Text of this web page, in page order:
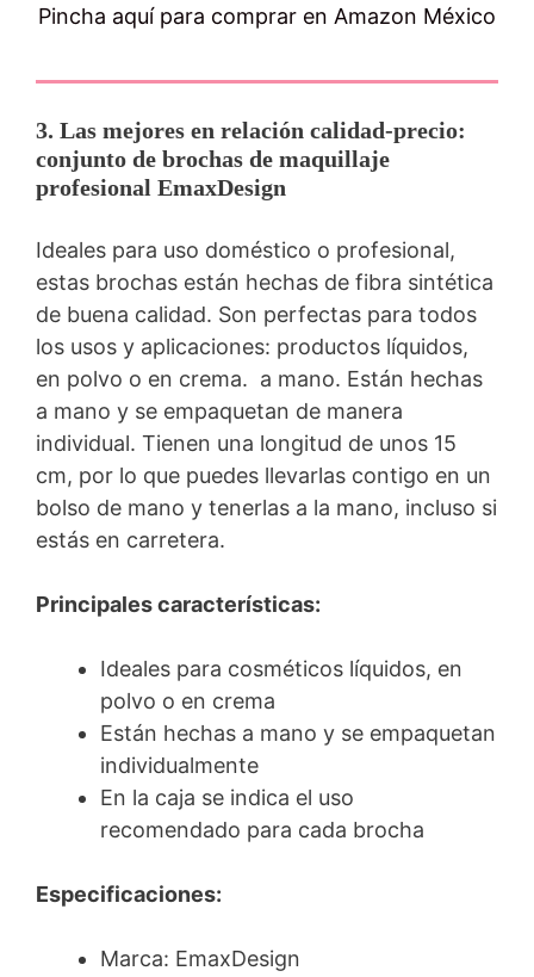
Pincha aquí para comprar en Amazon México
3. Las mejores en relación calidad-precio:
conjunto de brochas de maquillaje
profesional EmaxDesign
Ideales para uso doméstico o profesional,
estas brochas están hechas de fibra sintética
de buena calidad. Son perfectas para todos
los usos y aplicaciones: productos líquidos,
en polvo o en crema. a mano. Están hechas
a mano y se empaquetan de manera
individual. Tienen una longitud de unos 15
cm, por lo que puedes llevarlas contigo en un
bolso de mano y tenerlas a la mano, incluso si
estás en carretera.
Principales características:
Ideales para cosméticos líquidos, en
polvo o en crema
Están hechas a mano y se empaquetan
individualmente
En la caja se indica el uso
recomendado para cada brocha
Especificaciones:
Marca: EmaxDesign